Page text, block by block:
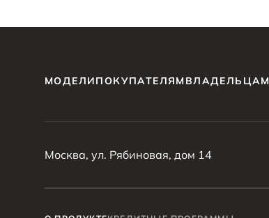
МОДЕЛИПОКУПАТЕЛЯМ ВЛАДЕЛЬЦАМ
Москва, ул. Рябиновая, дом 14